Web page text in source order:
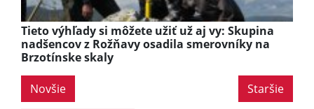
Tieto výhľady si môžete užiť už aj vy: Skupina
nadšencov z Rožňavy osadila smerovníky na
Brzotínske skaly
Novšie Staršie